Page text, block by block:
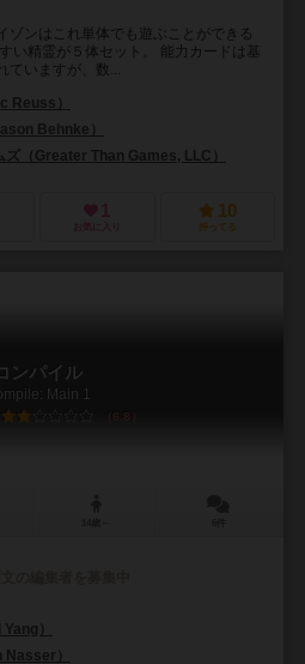
ゾンはこれ単体でも遊ぶことができる
い精霊が５体セット。 能力カードは基
ていますが、数...
Reuss）
Behnke）
ズ（Greater Than Games, LLC）
1
お気に入り
10
持ってる
ンパイル
Main 1
6.8
）
Nasser）